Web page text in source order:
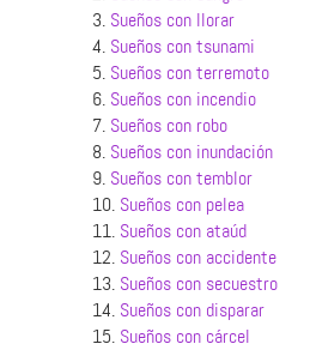
3. Sueños con llorar
4. Sueños con tsunami
5. Sueños con terremoto
6. Sueños con incendio
7. Sueños con robo
8. Sueños con inundación
9. Sueños con temblor
10. Sueños con pelea
11. Sueños con ataúd
12. Sueños con accidente
13. Sueños con secuestro
14. Sueños con disparar
15. Sueños con cárcel